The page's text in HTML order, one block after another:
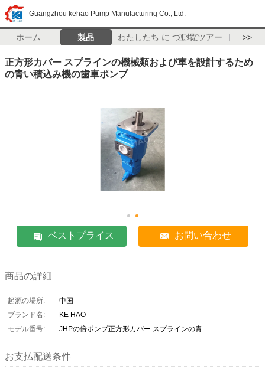
Guangzhou kehao Pump Manufacturing Co., Ltd.
ホーム 製品 わたしたち に つい て工場 ツアー >>
正方形カバー スプラインの機械類および車を設計するため
の青い積込み機の歯車ポンプ
ベストプライス お問い合わせ
商品の詳細
起源の場所:
中国
ブランド名:
KE HAO
モデル番号:
JHPの倍ポンプ正方形カバー スプラインの青
お支払配送条件